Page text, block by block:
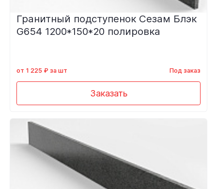
Гранитный подступенок Сезам Блэк
G654 1200*150*20 полировка
от 1 225 ₽ за шт Под заказ
Заказать